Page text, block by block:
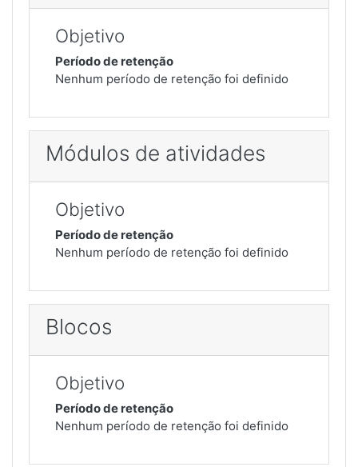
Objetivo
Período de retenção
Nenhum período de retenção foi definido
Módulos de atividades
Objetivo
Período de retenção
Nenhum período de retenção foi definido
Blocos
Objetivo
Período de retenção
Nenhum período de retenção foi definido